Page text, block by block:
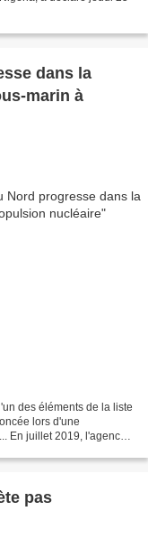
dans la
marin à
des éléments de la liste
lors d'une
En juillet 2019, l'agence
pas